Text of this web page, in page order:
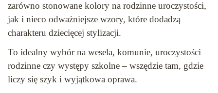
zarówno stonowane kolory na rodzinne uroczystości,
jak i nieco odważniejsze wzory, które dodadzą
charakteru dziecięcej stylizacji.
To idealny wybór na wesela, komunie, uroczystości
rodzinne czy występy szkolne – wszędzie tam, gdzie
liczy się szyk i wyjątkowa oprawa.